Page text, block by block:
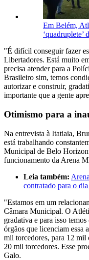
Em Belém,
‘quadruplete’
"É difícil conseguir fazer
Libertadores. Está muito
precisa atender para a
Brasileiro sim, temos
autorizar e construir,
importante que a gente
Otimismo para a
Na entrevista à Itatiaia,
está trabalhando
Municipal de Belo
funcionamento da Arena
Leia também:
contratado para o
"Estamos em um
Câmara Municipal. O
gradativa e para isso
órgãos que licenciam essa
mil torcedores, para 12 mil
20 mil torcedores. Esse
Galo.